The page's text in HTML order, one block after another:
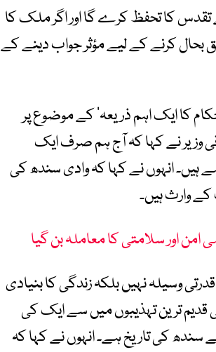
کا تحفظ کرے گا اور اگر ملک کا
بحال کرنے کے لیے مؤثر جواب دینے کے
کا ایک اہم ذریعہ‘ کے موضوع پر
وزیر نے کہا کہ آج ہم صرف ایک
ہیں۔ انہوں نے کہا کہ وادی سندھ کی
وارث ہیں۔
اور سلامتی کا معاملہ بن گیا
وسیلہ نہیں بلکہ زندگی کا بنیادی
قدیم ترین تہذیبوں میں سے ایک کی
سندھ کی تاریخ ہے۔ انہوں نے کہا کہ